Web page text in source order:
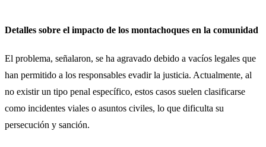
Detalles sobre el impacto de los montachoques en la comunidad
El problema, señalaron, se ha agravado debido a vacíos legales que
han permitido a los responsables evadir la justicia. Actualmente, al
no existir un tipo penal específico, estos casos suelen clasificarse
como incidentes viales o asuntos civiles, lo que dificulta su
persecución y sanción.